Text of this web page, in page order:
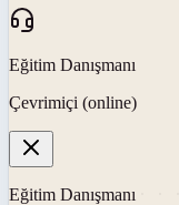
Eğitim Danışmanı
Çevrimiçi (online)
Eğitim Danışmanı